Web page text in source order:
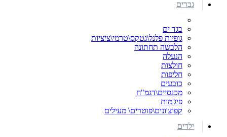
גברים
בגד ים
גופיות פלנל\גטקס\טרמי\ציציות
הלבשה תחתונה
הנעלה
חולצות
חליפות
כובעים
מכנסיים\דגמ"ח
פיג'מות
קפוצ'ונים\פוטרים\ מעילים
ילדים